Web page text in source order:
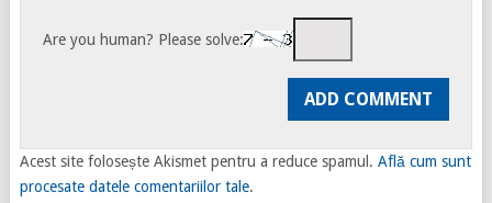
Are you human? Please solve:
Acest site folosește Akismet pentru a reduce spamul. Află cum sunt
procesate datele comentariilor tale.